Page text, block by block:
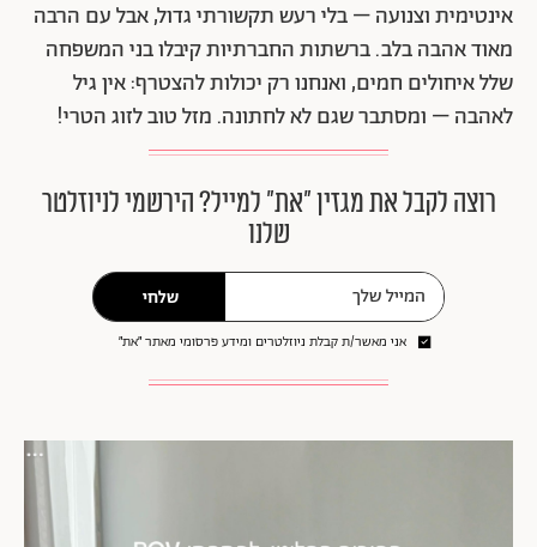
אינטימית וצנועה – בלי רעש תקשורתי גדול, אבל עם הרבה
מאוד אהבה בלב. ברשתות החברתיות קיבלו בני המשפחה
שלל איחולים חמים, ואנחנו רק יכולות להצטרף: אין גיל
לאהבה – ומסתבר שגם לא לחתונה. מזל טוב לזוג הטרי!
רוצה לקבל את מגזין ״את״ למייל? הירשמי לניוזלטר
שלנו
שלחי
אני מאשר/ת קבלת ניוזלטרים ומידע פרסומי מאתר ״את״